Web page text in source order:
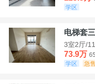
学区
电梯套
3室2厅/
73.9万
学区
急售